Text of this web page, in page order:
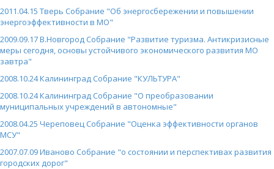
2011.04.15 Тверь Собрание "Об энергосбережении и повышении
энергоэффективности в МО"
2009.09.17 В.Новгород Собрание "Развитие туризма. Антикризисные
меры сегодня, основы устойчивого экономического развития МО
завтра"
2008.10.24 Калининград Собрание "КУЛЬТУРА"
2008.10.24 Калининград Собрание "О преобразовании
муниципальных учреждений в автономные"
2008.04.25 Череповец Собрание "Оценка эффективности органов
МСУ"
2007.07.09 Иваново Собрание "о состоянии и перспективах развития
городских дорог"